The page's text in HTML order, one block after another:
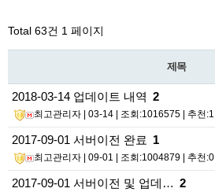
Total 63건 1 페이지
제목
2018-03-14 업데이트 내역 2
최고관리자 | 03-14 | 조회:1016575 | 추천:1
2017-09-01 서버이전 완료 1
최고관리자 | 09-01 | 조회:1004879 | 추천:0
2017-09-01 서버이전 및 업데… 2